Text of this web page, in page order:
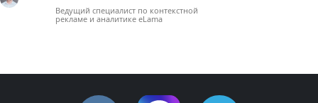
Ведущий специалист по контекстной
рекламе и аналитике eLama